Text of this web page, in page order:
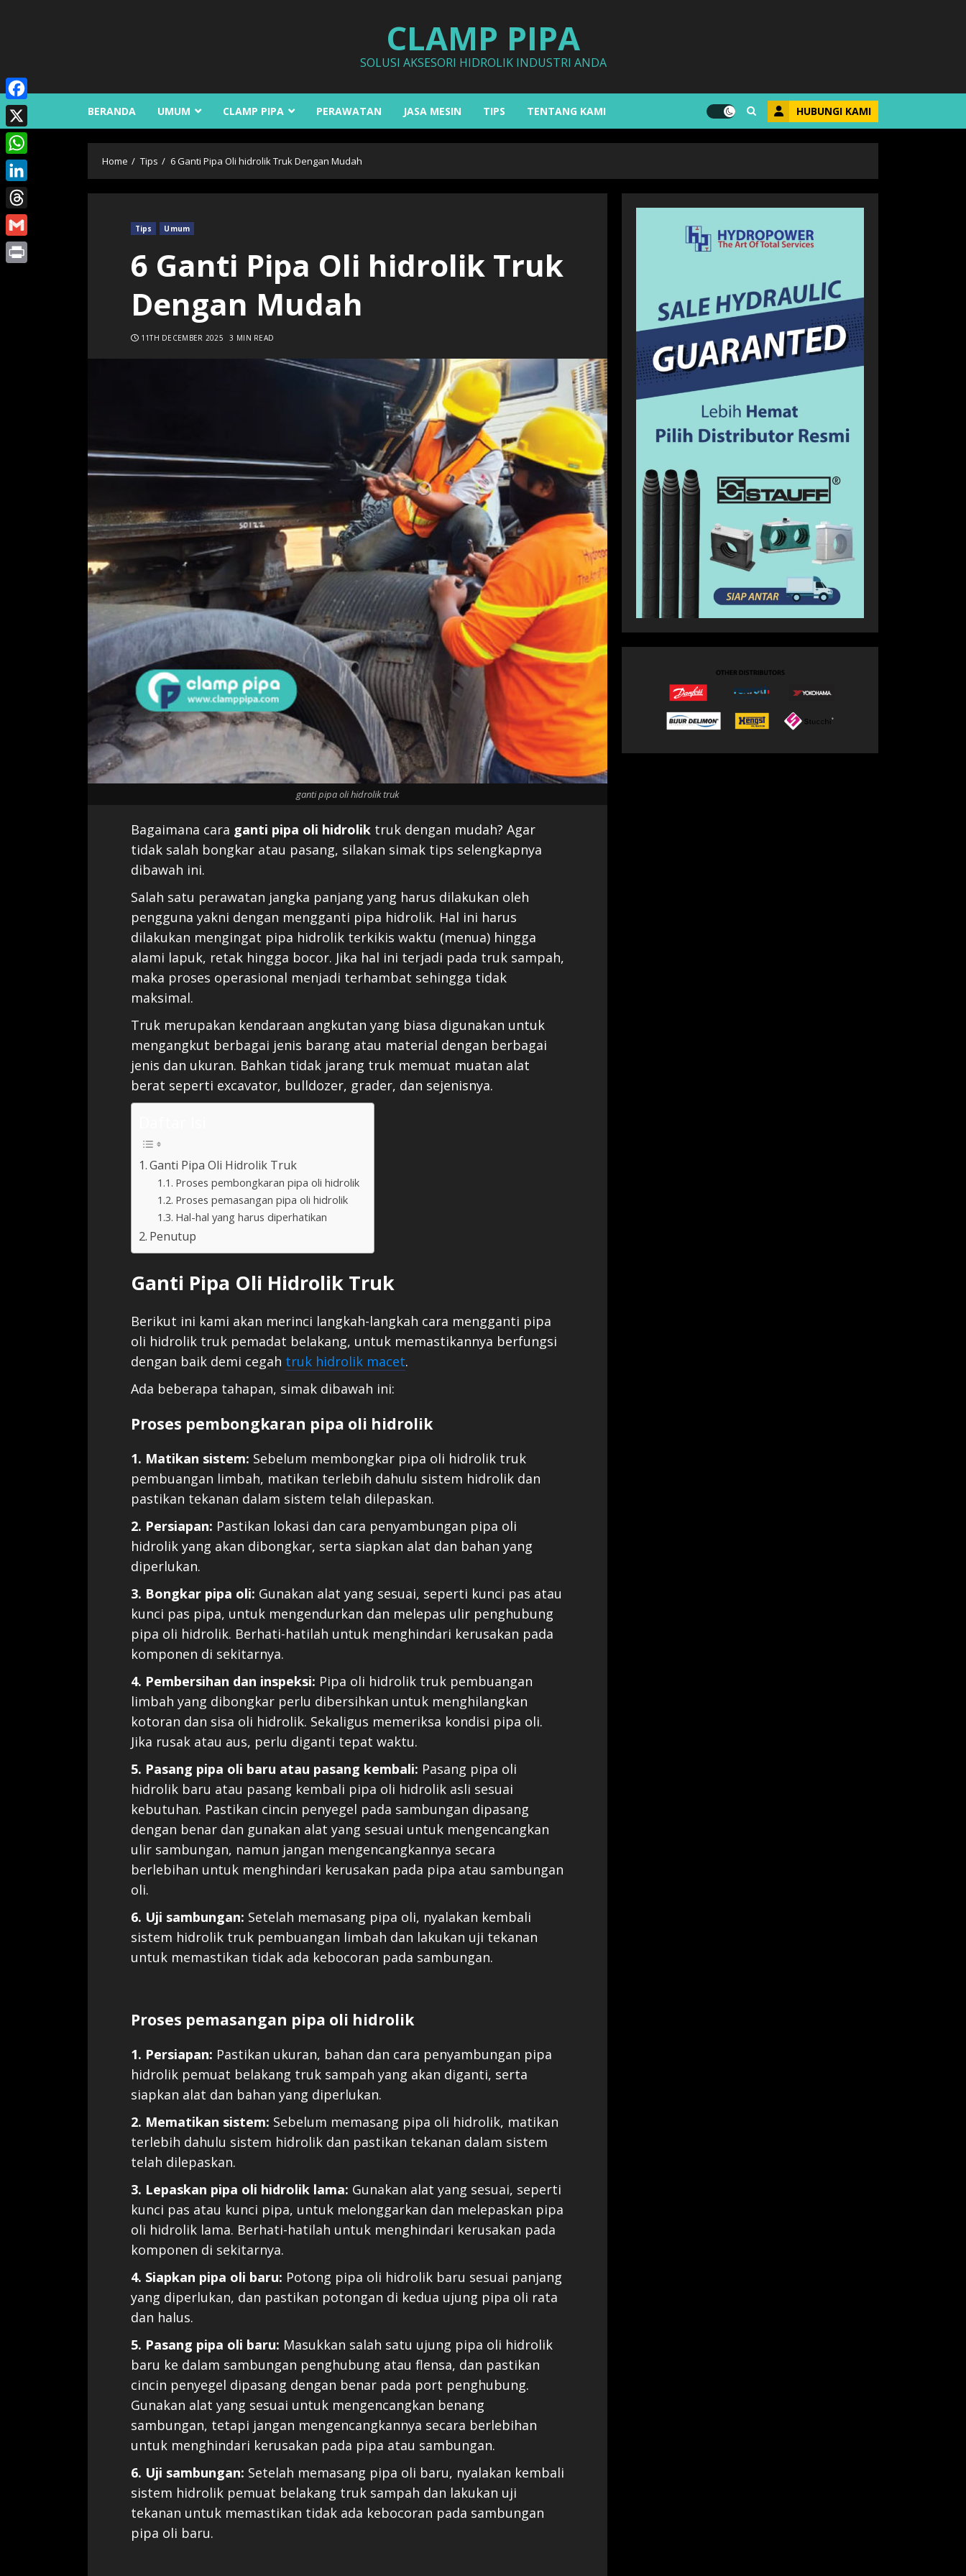
CLAMP PIPA
SOLUSI AKSESORI HIDROLIK INDUSTRI ANDA
BERANDA UMUM CLAMP PIPA PERAWATAN JASA MESIN TIPS TENTANG KAMI HUBUNGI KAMI
Home Tips 6 Ganti Pipa Oli hidrolik Truk Dengan Mudah
Tips Umum
6 Ganti Pipa Oli hidrolik Truk
Dengan Mudah
11TH DECEMBER 2025 3 MIN READ
ganti pipa oli hidrolik truk
Bagaimana cara ganti pipa oli hidrolik truk dengan mudah? Agar
tidak salah bongkar atau pasang, silakan simak tips selengkapnya
dibawah ini.
Salah satu perawatan jangka panjang yang harus dilakukan oleh
pengguna yakni dengan mengganti pipa hidrolik. Hal ini harus
dilakukan mengingat pipa hidrolik terkikis waktu (menua) hingga
alami lapuk, retak hingga bocor. Jika hal ini terjadi pada truk sampah,
maka proses operasional menjadi terhambat sehingga tidak
maksimal.
Truk merupakan kendaraan angkutan yang biasa digunakan untuk
mengangkut berbagai jenis barang atau material dengan berbagai
jenis dan ukuran. Bahkan tidak jarang truk memuat muatan alat
berat seperti excavator, bulldozer, grader, dan sejenisnya.
Ganti Pipa Oli Hidrolik Truk
Proses pembongkaran pipa oli hidrolik
Proses pemasangan pipa oli hidrolik
Hal-hal yang harus diperhatikan
Penutup
Ganti Pipa Oli Hidrolik Truk
Berikut ini kami akan merinci langkah-langkah cara mengganti pipa
oli hidrolik truk pemadat belakang, untuk memastikannya berfungsi
dengan baik demi cegah truk hidrolik macet.
Ada beberapa tahapan, simak dibawah ini:
Proses pembongkaran pipa oli hidrolik
1. Matikan sistem: Sebelum membongkar pipa oli hidrolik truk
pembuangan limbah, matikan terlebih dahulu sistem hidrolik dan
pastikan tekanan dalam sistem telah dilepaskan.
2. Persiapan: Pastikan lokasi dan cara penyambungan pipa oli
hidrolik yang akan dibongkar, serta siapkan alat dan bahan yang
diperlukan.
3. Bongkar pipa oli: Gunakan alat yang sesuai, seperti kunci pas atau
kunci pas pipa, untuk mengendurkan dan melepas ulir penghubung
pipa oli hidrolik. Berhati-hatilah untuk menghindari kerusakan pada
komponen di sekitarnya.
4. Pembersihan dan inspeksi: Pipa oli hidrolik truk pembuangan
limbah yang dibongkar perlu dibersihkan untuk menghilangkan
kotoran dan sisa oli hidrolik. Sekaligus memeriksa kondisi pipa oli.
Jika rusak atau aus, perlu diganti tepat waktu.
5. Pasang pipa oli baru atau pasang kembali: Pasang pipa oli
hidrolik baru atau pasang kembali pipa oli hidrolik asli sesuai
kebutuhan. Pastikan cincin penyegel pada sambungan dipasang
dengan benar dan gunakan alat yang sesuai untuk mengencangkan
ulir sambungan, namun jangan mengencangkannya secara
berlebihan untuk menghindari kerusakan pada pipa atau sambungan
oli.
6. Uji sambungan: Setelah memasang pipa oli, nyalakan kembali
sistem hidrolik truk pembuangan limbah dan lakukan uji tekanan
untuk memastikan tidak ada kebocoran pada sambungan.
Proses pemasangan pipa oli hidrolik
1. Persiapan: Pastikan ukuran, bahan dan cara penyambungan pipa
hidrolik pemuat belakang truk sampah yang akan diganti, serta
siapkan alat dan bahan yang diperlukan.
2. Mematikan sistem: Sebelum memasang pipa oli hidrolik, matikan
terlebih dahulu sistem hidrolik dan pastikan tekanan dalam sistem
telah dilepaskan.
3. Lepaskan pipa oli hidrolik lama: Gunakan alat yang sesuai, seperti
kunci pas atau kunci pipa, untuk melonggarkan dan melepaskan pipa
oli hidrolik lama. Berhati-hatilah untuk menghindari kerusakan pada
komponen di sekitarnya.
4. Siapkan pipa oli baru: Potong pipa oli hidrolik baru sesuai panjang
yang diperlukan, dan pastikan potongan di kedua ujung pipa oli rata
dan halus.
5. Pasang pipa oli baru: Masukkan salah satu ujung pipa oli hidrolik
baru ke dalam sambungan penghubung atau flensa, dan pastikan
cincin penyegel dipasang dengan benar pada port penghubung.
Gunakan alat yang sesuai untuk mengencangkan benang
sambungan, tetapi jangan mengencangkannya secara berlebihan
untuk menghindari kerusakan pada pipa atau sambungan.
6. Uji sambungan: Setelah memasang pipa oli baru, nyalakan kembali
sistem hidrolik pemuat belakang truk sampah dan lakukan uji
tekanan untuk memastikan tidak ada kebocoran pada sambungan
pipa oli baru.
Facebook
X
WhatsApp
LinkedIn
Threads
Gmail